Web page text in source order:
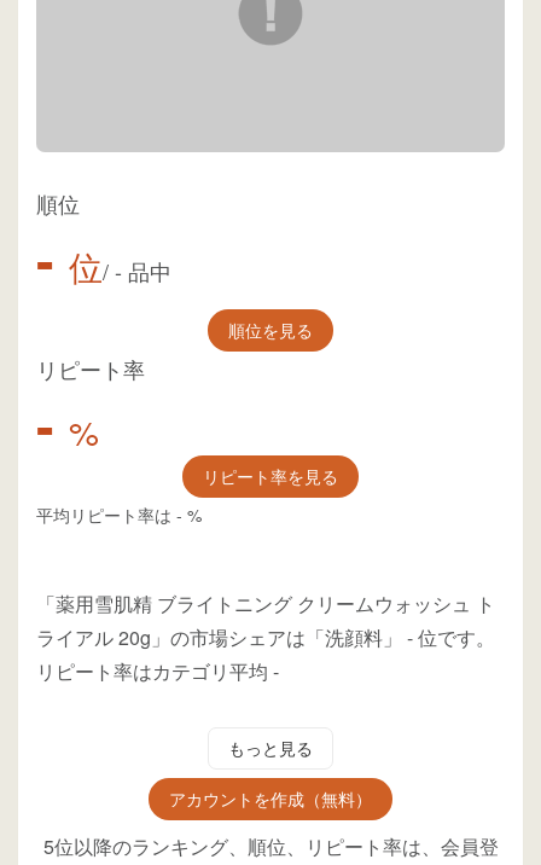
順位
- 位/- 品中
順位を見る
リピート率
- %
リピート率を見る
平均リピート率は - %
「薬用雪肌精 ブライトニング クリームウォッシュ ト
ライアル 20g」の市場シェアは「洗顔料」 -位です。
リピート率はカテゴリ平均 -
もっと見る
アカウントを作成（無料）
5位以降のランキング、順位、リピート率は、会員登